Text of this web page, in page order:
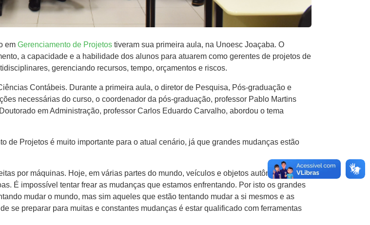
em Gerenciamento de Projetos tiveram sua primeira aula, na Unoesc Joaçaba. O
a capacidade e a habilidade dos alunos para atuarem como gerentes de projetos de
gerenciando recursos, tempo, orçamentos e riscos.
Contábeis. Durante a primeira aula, o diretor de Pesquisa, Pós-graduação e
necessárias do curso, o coordenador da pós-graduação, professor Pablo Martins
em Administração, professor Carlos Eduardo Carvalho, abordou o tema
de Projetos é muito importante para o atual cenário, já que grandes mudanças estão
por máquinas. Hoje, em várias partes do mundo, veículos e objetos autônomos já
É impossível tentar frear as mudanças que estamos enfrentando. Por isto os grandes
mudar o mundo, mas sim aqueles que estão tentando mudar a si mesmos e as
se preparar para muitas e constantes mudanças é estar qualificado com ferramentas